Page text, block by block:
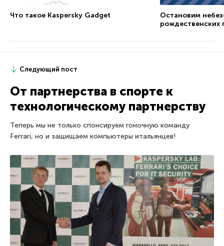
Что такое Kaspersky Gadget
Остановим
рождественских
Следующий пост
От партнерства в спорте к
технологическому партнерству
Теперь мы не только спонсируем гоночную команду
Ferrari, но и защищаем компьютеры итальянцев!